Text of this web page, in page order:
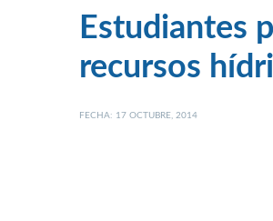
Estudiantes
recursos
FECHA: 17 OCTUBRE, 2014